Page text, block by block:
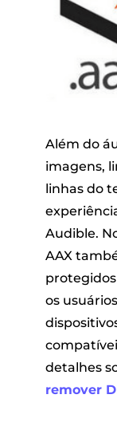
Além do
imagens,
linhas do
Audible.
AAX
os
detalhes
remover